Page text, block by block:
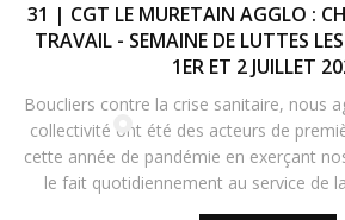
31 | CGT LE MURETAIN AGGLO :
TRAVAIL - SEMAINE DE LUTTES
1ER ET 2 JUILLET
Boucliers contre la crise sanitaire, nous
collectivité ont été des acteurs de
cette année de pandémie en exerçant
le fait quotidiennement au service de